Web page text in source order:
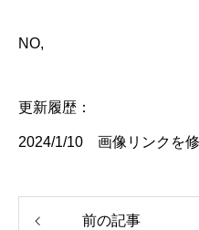
NO,
更新履歴：
2024/1/10 画像リンクを修
前の記事